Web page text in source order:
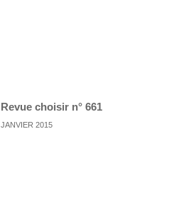
Revue choisir n° 661
JANVIER 2015